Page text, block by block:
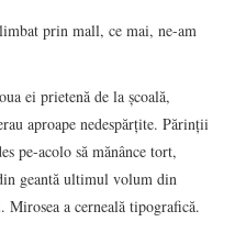
prin mall, ce mai, ne-am
ei prietenă de la şcoală,
aproape nedespărţite. Părinţii
pe-acolo să mănânce tort,
geantă ultimul volum din
a cerneală tipografică.